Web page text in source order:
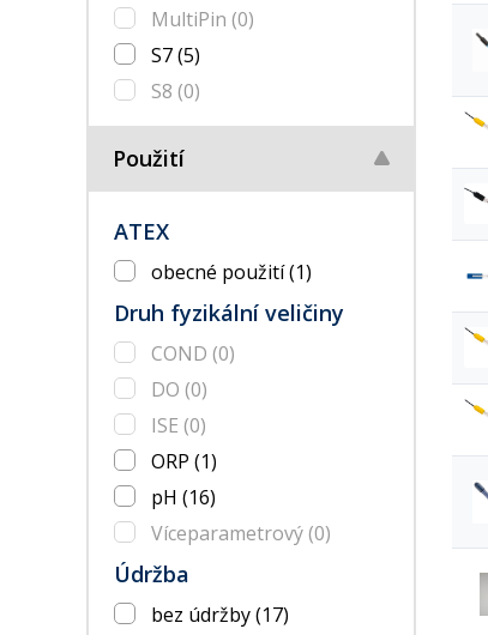
MultiPin (0)
S7(5)
S8 (0)
Použití
ATEX
obecné použití(1)
Druh fyzikální veličiny
COND (0)
DO (0)
ISE (0)
ORP (1)
pH (16)
Víceparametrový(0)
Údržba
bez údržby(17)